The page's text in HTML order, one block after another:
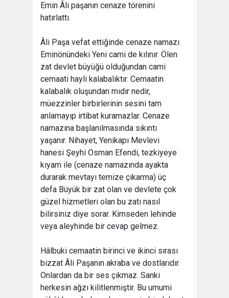
Emin Âli paşanın cenaze törenini
hatırlattı.
Âli Paşa vefat ettiğinde cenaze namazı
Eminönündeki Yeni cami de kılınır. Ölen
zat devlet büyüğü olduğundan cami
cemaati hayli kalabalıktır. Cemaatin
kalabalık oluşundan mıdır nedir,
müezzinler birbirlerinin sesini tam
anlamayıp irtibat kuramazlar. Cenaze
namazına başlanılmasında sıkıntı
yaşanır. Nihayet, Yenikapı Mevlevi
hanesi Şeyhi Osman Efendi, tezkiyeye
kıyam ile (cenaze namazında ayakta
durarak mevtayı temize çıkarma) üç
defa Büyük bir zat olan ve devlete çok
güzel hizmetleri olan bu zatı nasıl
bilirsiniz diye sorar. Kimseden lehinde
veya aleyhinde bir cevap gelmez.
Hâlbuki cemaatin birinci ve ikinci sırası
bizzat Âli Paşanın akraba ve dostlarıdır.
Onlardan da bir ses çıkmaz. Sanki
herkesin ağzı kilitlenmiştir. Bu umumi